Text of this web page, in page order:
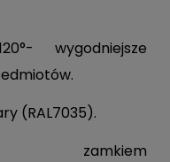
wygodniejsze
(RAL7035).